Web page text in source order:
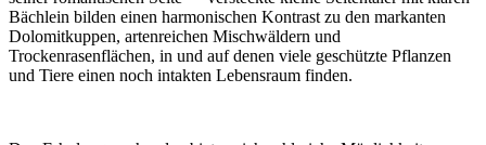
Bächlein bilden einen harmonischen Kontrast zu den markanten
Dolomitkuppen, artenreichen Mischwäldern und
Trockenrasenflächen, in und auf denen viele geschützte Pflanzen
und Tiere einen noch intakten Lebensraum finden.